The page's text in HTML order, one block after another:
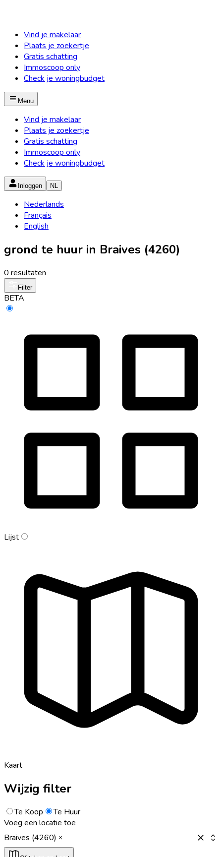
Vind je makelaar
Plaats je zoekertje
Gratis schatting
Immoscoop only
Check je woningbudget
Menu
Vind je makelaar
Plaats je zoekertje
Gratis schatting
Immoscoop only
Check je woningbudget
Inloggen NL
Nederlands
Français
English
grond te huur in Braives (4260)
0 resultaten
Filter
BETA
Lijst
Kaart
Wijzig filter
Te Koop
Te Huur
Voeg een locatie toe
Braives (4260)